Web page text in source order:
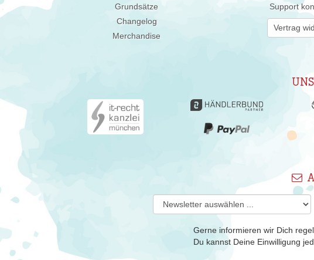
Grundsätze
Changelog
Merchandise
Support
Vertrag
Gerne informieren wir Dich
Du kannst Deine Einwilligung